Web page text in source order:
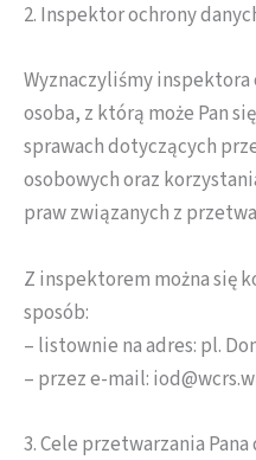
2. Inspektor ochrony
Wyznaczyliśmy
osoba, z którą może Pan
sprawach dotyczących
osobowych oraz
praw związanych z
Z inspektorem można się
sposób:
– listownie na adres: pl.
– przez e-mail:
3. Cele przetwarzania